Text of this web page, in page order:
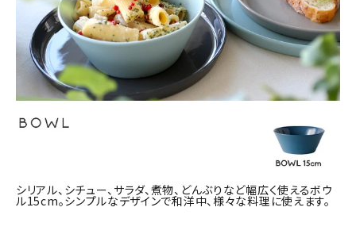
シリアル、シチュー、サラダ、煮物、どんぶりなど幅広く使えるボウ
ル15cm。シンプルなデザインで和洋中、様々な料理に使えます。